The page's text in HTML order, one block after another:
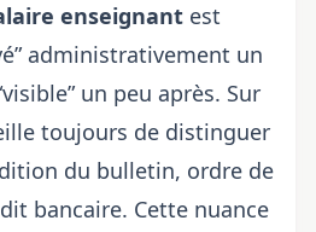
enseignant est
administrativement un
un peu après. Sur
toujours de distinguer
du bulletin, ordre de
bancaire. Cette nuance